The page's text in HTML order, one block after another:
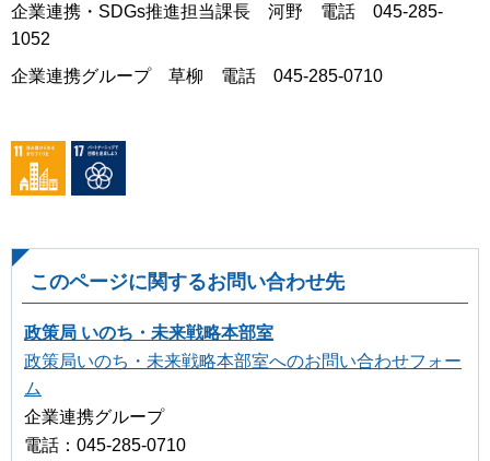
企業連携・SDGs推進担当課長 河野 電話 045-285-
1052
企業連携グループ 草柳 電話 045-285-0710
このページに関するお問い合わせ先
政策局 いのち・未来戦略本部室
政策局いのち・未来戦略本部室へのお問い合わせフォー
ム
企業連携グループ
電話：045-285-0710